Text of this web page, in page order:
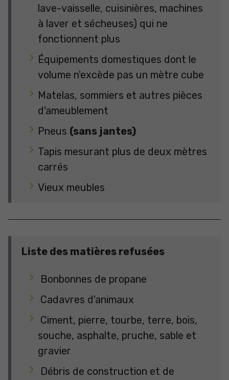
lave-vaisselle, cuisinières, machines
à laver et sécheuses) qui ne
fonctionnent plus
Équipements domestiques dont le
volume n'excède pas un mètre cube
Matelas, sommiers et autres pièces
d'ameublement
Pneus (sans jantes)
Tapis mesurant plus de deux mètres
carrés
Vieux meubles
Liste des matières refusées
Bonbonnes de propane
Cadavres d'animaux
Ciment, pierre, tourbe, terre, bois,
souche, asphalte, pruche, sable et
gravier
Débris de construction et de